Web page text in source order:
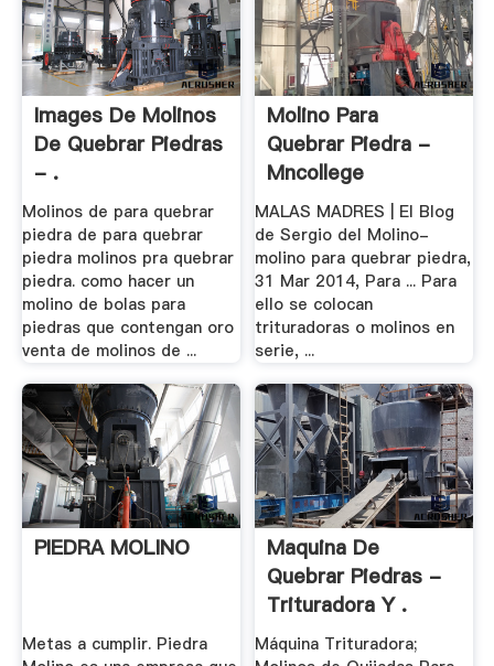
Images De Molinos
De Quebrar Piedras
- .
Molinos de para quebrar
piedra de para quebrar
piedra molinos pra quebrar
piedra. como hacer un
molino de bolas para
piedras que contengan oro
venta de molinos de ...
Molino Para
Quebrar Piedra -
Mncollege
MALAS MADRES | El Blog
de Sergio del Molino-
molino para quebrar piedra,
31 Mar 2014, Para ... Para
ello se colocan
trituradoras o molinos en
serie, ...
PIEDRA MOLINO
Metas a cumplir. Piedra
Maquina De
Quebrar Piedras -
Trituradora Y .
Máquina Trituradora;